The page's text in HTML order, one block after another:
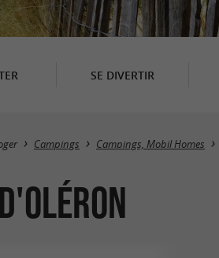
SE DIVERTIR
Campings Campings, Mobil Homes